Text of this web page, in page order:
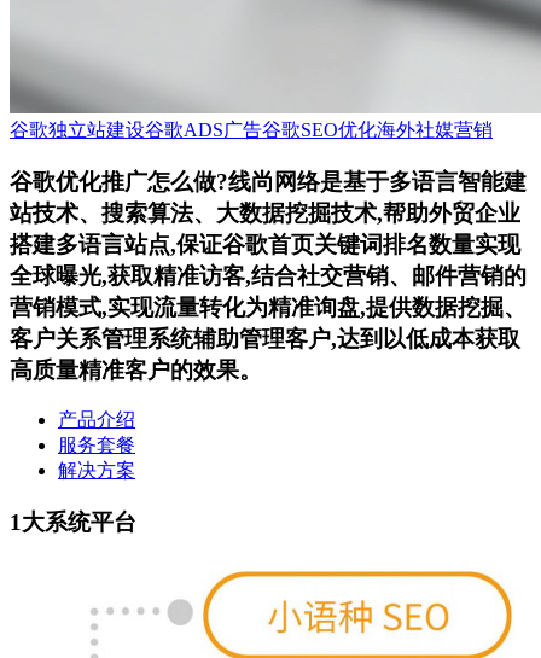
谷歌独立站建设谷歌ADS广告谷歌SEO优化海外社媒营销
谷歌优化推广怎么做?线尚网络是基于多语言智能建
站技术、搜索算法、大数据挖掘技术,帮助外贸企业
搭建多语言站点,保证谷歌首页关键词排名数量实现
全球曝光,获取精准访客,结合社交营销、邮件营销的
营销模式,实现流量转化为精准询盘,提供数据挖掘、
客户关系管理系统辅助管理客户,达到以低成本获取
高质量精准客户的效果。
产品介绍
服务套餐
解决方案
1大系统平台